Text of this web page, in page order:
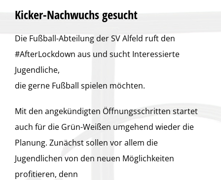
Kicker-Nachwuchs gesucht
Die Fußball-Abteilung der SV Alfeld ruft den
#AfterLockdown aus und sucht Interessierte
Jugendliche,
die gerne Fußball spielen möchten.
Mit den angekündigten Öffnungsschritten startet
auch für die Grün-Weißen umgehend wieder die
Planung. Zunächst sollen vor allem die
Jugendlichen von den neuen Möglichkeiten
profitieren, denn